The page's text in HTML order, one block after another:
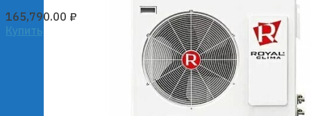
165,790.00 ₽
Купить